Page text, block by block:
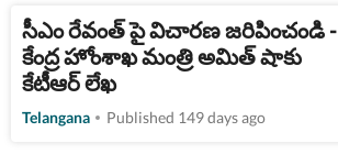
సీఎం రేవంత్ పై విచారణ జరిపించండి -
కేంద్ర హోంశాఖ మంత్రి అమిత్ షాకు
కేటీఆర్ లేఖ
Telangana Published 149 days ago